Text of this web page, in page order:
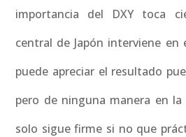
importancia del DXY toca
central de Japón interviene en
puede apreciar el resultado
pero de ninguna manera en
solo sigue firme si no que